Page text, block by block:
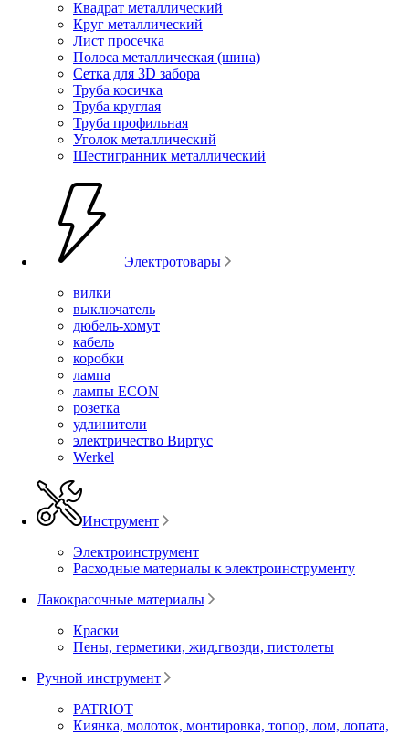
Квадрат металлический
Круг металлический
Лист просечка
Полоса металлическая (шина)
Сетка для 3D забора
Труба косичка
Труба круглая
Труба профильная
Уголок металлический
Шестигранник металлический
Электротовары
вилки
выключатель
дюбель-хомут
кабель
коробки
лампа
лампы ECON
розетка
удлинители
электричество Виртус
Werkel
Инструмент
Электроинструмент
Расходные материалы к электроинструменту
Лакокрасочные материалы
Краски
Пены, герметики, жид.гвозди, пистолеты
Ручной инструмент
PATRIOT
Киянка, молоток, монтировка, топор, лом, лопата,